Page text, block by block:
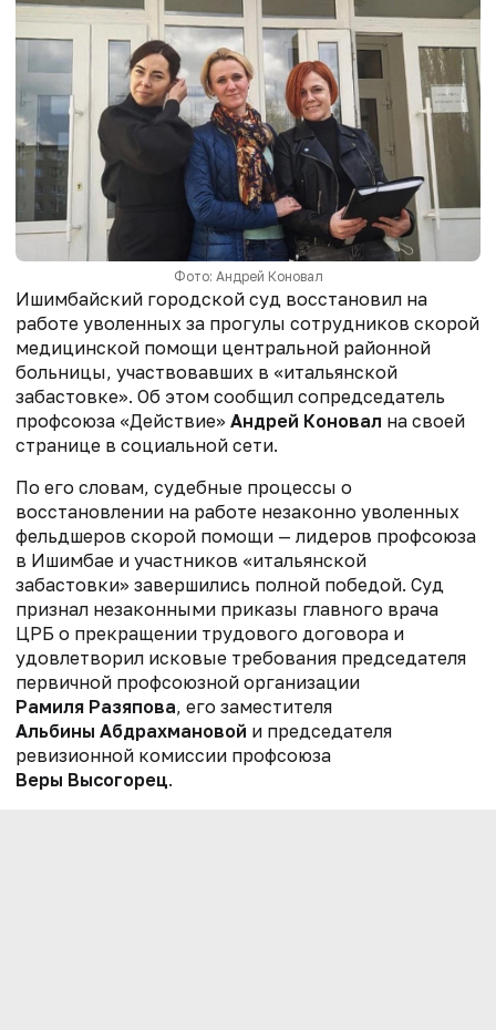
Фото: Андрей Коновал
Ишимбайский городской суд восстановил на
работе уволенных за прогулы сотрудников скорой
медицинской помощи центральной районной
больницы, участвовавших в «итальянской
забастовке». Об этом сообщил сопредседатель
профсоюза «Действие» Андрей Коновал на своей
странице в социальной сети.
По его словам, судебные процессы о
восстановлении на работе незаконно уволенных
фельдшеров скорой помощи — лидеров профсоюза
в Ишимбае и участников «итальянской
забастовки» завершились полной победой. Суд
признал незаконными приказы главного врача
ЦРБ о прекращении трудового договора и
удовлетворил исковые требования председателя
первичной профсоюзной организации
Рамиля Разяпова, его заместителя
Альбины Абдрахмановой и председателя
ревизионной комиссии профсоюза
Веры Высогорец.